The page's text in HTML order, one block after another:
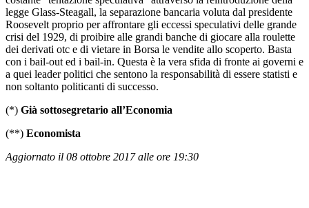
legge Glass-Steagall, la separazione bancaria voluta dal presidente
Roosevelt proprio per affrontare gli eccessi speculativi delle grande
crisi del 1929, di proibire alle grandi banche di giocare alla roulette
dei derivati otc e di vietare in Borsa le vendite allo scoperto. Basta
con i bail-out ed i bail-in. Questa è la vera sfida di fronte ai governi e
a quei leader politici che sentono la responsabilità di essere statisti e
non soltanto politicanti di successo.
(*) Già sottosegretario all’Economia
(**) Economista
Aggiornato il 08 ottobre 2017 alle ore 19:30